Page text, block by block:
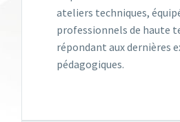
ateliers techniques,
professionnels de haute
répondant aux dernières
pédagogiques.